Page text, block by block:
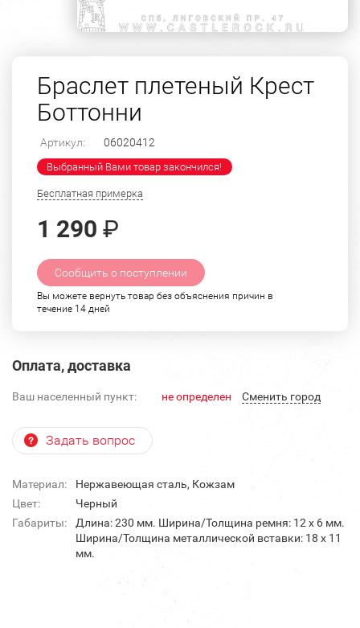
Браслет плетеный Крест
Боттонни
Артикул: 06020412
Выбранный Вами товар закончился!
Бесплатная примерка
1 290 ₽
Сообщить о поступлении
Вы можете вернуть товар без объяснения причин в
течение 14 дней
Оплата, доставка
Ваш населенный пункт: не определен Cменить город
Задать вопрос
Материал:
Нержавеющая сталь, Кожзам
Цвет:
Черный
Габариты:
Длина: 230 мм. Ширина/Толщина ремня: 12 х 6 мм.
Ширина/Толщина металлической вставки: 18 х 11
мм.